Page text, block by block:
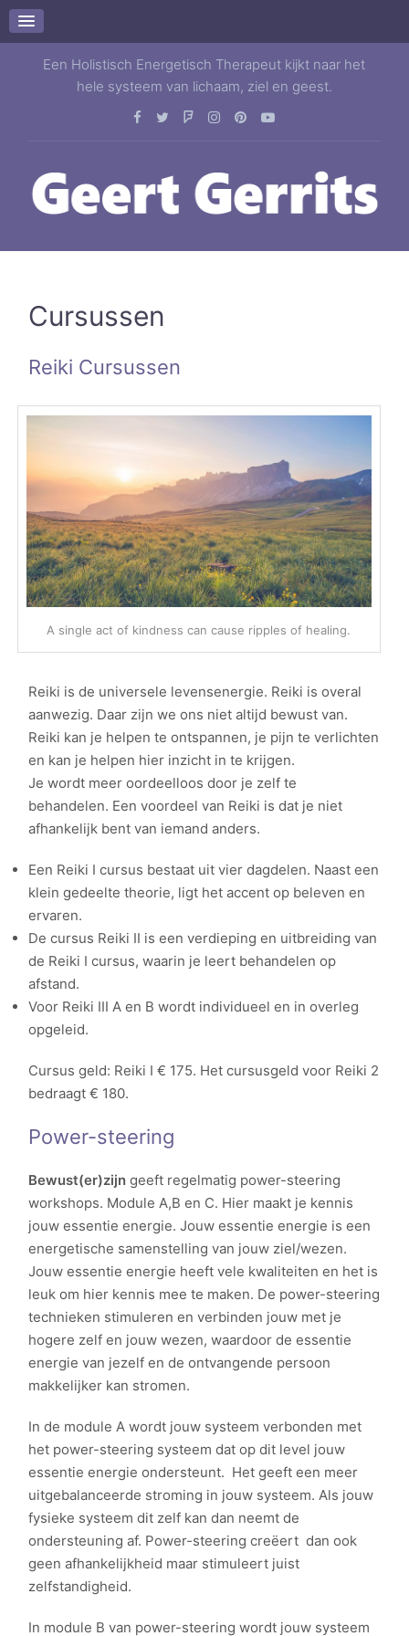
Een Holistisch Energetisch Therapeut kijkt naar het
hele systeem van lichaam, ziel en geest.
Cursussen
Reiki Cursussen
A single act of kindness can cause ripples of healing.
Reiki is de universele levensenergie. Reiki is overal
aanwezig. Daar zijn we ons niet altijd bewust van.
Reiki kan je helpen te ontspannen, je pijn te verlichten
en kan je helpen hier inzicht in te krijgen.
Je wordt meer oordeelloos door je zelf te
behandelen. Een voordeel van Reiki is dat je niet
afhankelijk bent van iemand anders.
Een Reiki I cursus bestaat uit vier dagdelen. Naast een
klein gedeelte theorie, ligt het accent op beleven en
ervaren.
De cursus Reiki II is een verdieping en uitbreiding van
de Reiki I cursus, waarin je leert behandelen op
afstand.
Voor Reiki III A en B wordt individueel en in overleg
opgeleid.
Cursus geld: Reiki I € 175. Het cursusgeld voor Reiki 2
bedraagt € 180.
Power-steering
Bewust(er)zijn geeft regelmatig power-steering
workshops. Module A,B en C. Hier maakt je kennis
jouw essentie energie. Jouw essentie energie is een
energetische samenstelling van jouw ziel/wezen.
Jouw essentie energie heeft vele kwaliteiten en het is
leuk om hier kennis mee te maken. De power-steering
technieken stimuleren en verbinden jouw met je
hogere zelf en jouw wezen, waardoor de essentie
energie van jezelf en de ontvangende persoon
makkelijker kan stromen.
In de module A wordt jouw systeem verbonden met
het power-steering systeem dat op dit level jouw
essentie energie ondersteunt. Het geeft een meer
uitgebalanceerde stroming in jouw systeem. Als jouw
fysieke systeem dit zelf kan dan neemt de
ondersteuning af. Power-steering creëert dan ook
geen afhankelijkheid maar stimuleert juist
zelfstandigheid.
In module B van power-steering wordt jouw systeem